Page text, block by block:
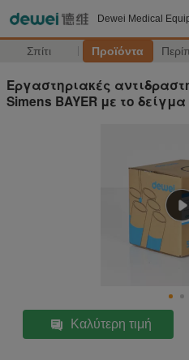
Dewei Medical
Σπίτι Προϊόντα
Εργαστηριακές
Simens BAYER με το
Καλύτερη τιμή